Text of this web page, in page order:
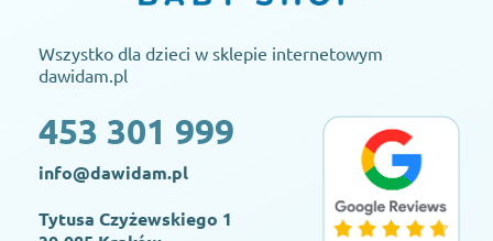
Wszystko dla dzieci w sklepie internetowym
dawidam.pl
453 301 999
info@dawidam.pl
Tytusa Czyżewskiego 1